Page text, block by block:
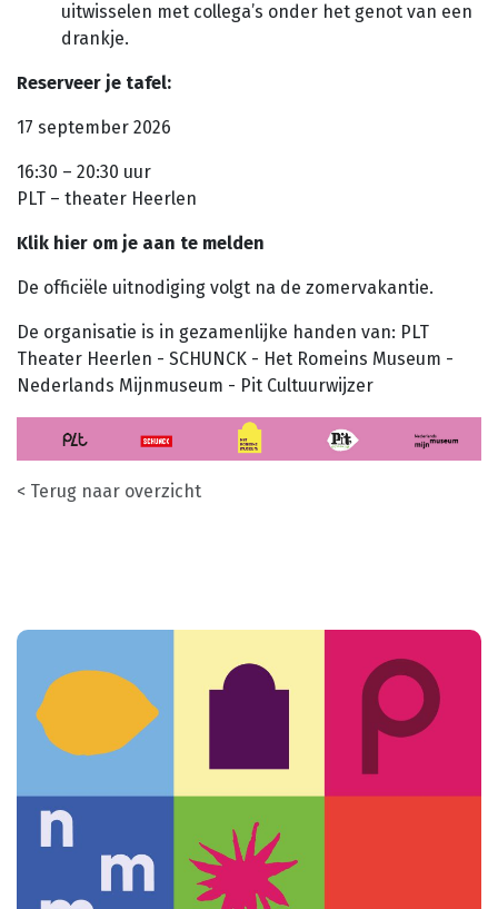
uitwisselen met collega’s onder het genot van een
drankje.
Reserveer je tafel:
17 september 2026
16:30 – 20:30 uur
PLT – theater Heerlen
Klik hier om je aan te melden
De officiële uitnodiging volgt na de zomervakantie.
De organisatie is in gezamenlijke handen van: PLT
Theater Heerlen - SCHUNCK - Het Romeins Museum -
Nederlands Mijnmuseum - Pit Cultuurwijzer
< Terug naar overzicht